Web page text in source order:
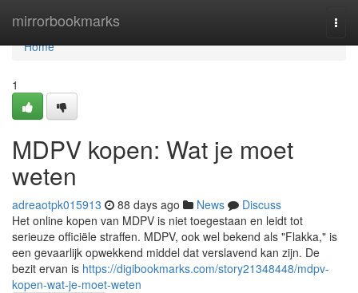
mirrorbookmarks
Home
Home
1
MDPV kopen: Wat je moet
weten
adreaotpk015913 88 days ago News
Discuss
Het online kopen van MDPV is niet toegestaan en leidt tot
serieuze officiële straffen. MDPV, ook wel bekend als "Flakka," is
een gevaarlijk opwekkend middel dat verslavend kan zijn. De
bezit ervan is https://digibookmarks.com/story21348448/mdpv-
kopen-wat-je-moet-weten